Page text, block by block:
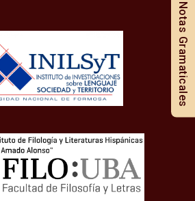
Notas Gramaticales